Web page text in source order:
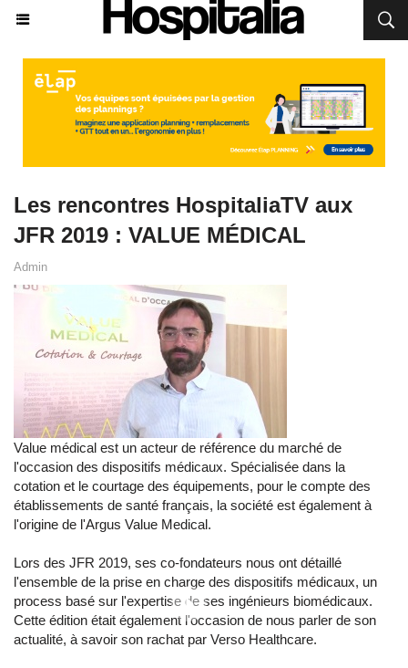
Les rencontres HospitaliaTV aux
JFR 2019 : VALUE MÉDICAL
Admin
Value médical est un acteur de référence du marché de
l'occasion des dispositifs médicaux. Spécialisée dans la
cotation et le courtage des équipements, pour le compte des
établissements de santé français, la société est également à
l'origine de l'Argus Value Medical.
Lors des JFR 2019, ses co-fondateurs nous ont détaillé
l'ensemble de la prise en charge des dispositifs médicaux, un
process basé sur l'expertise de ses ingénieurs biomédicaux.
Cette édition était également l'occasion de nous parler de son
actualité, à savoir son rachat par Verso Healthcare.